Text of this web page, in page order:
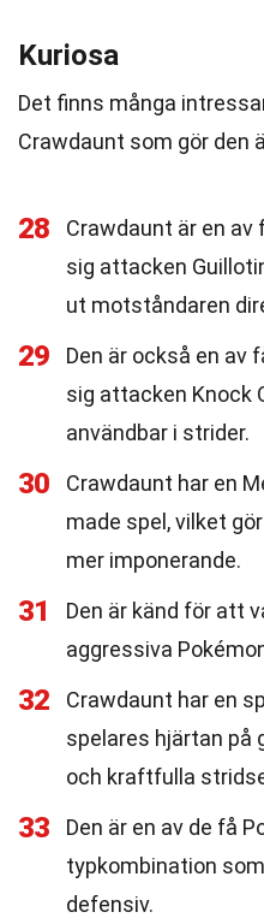
Kuriosa
Det finns många
Crawdaunt som gör den
28
Crawdaunt är en av
sig attacken
ut motståndaren
29
Den är också en av
sig attacken Knock
användbar i strider.
30
Crawdaunt har en
made spel, vilket
mer imponerande.
31
Den är känd för att
aggressiva
32
Crawdaunt har en
spelares hjärtan på
och kraftfulla
33
Den är en av de få
typkombination
defensiv.